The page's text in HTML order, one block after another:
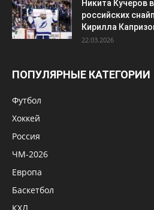
Никита Кучеров
российских
Кирилла
22.03.2026
ПОПУЛЯРНЫЕ КАТЕГОРИИ
Футбол
Хоккей
Россия
ЧМ-2026
Европа
Баскетбол
КХЛ